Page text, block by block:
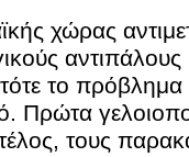
χώρας
αντιπάλους
το πρόβλημα
Πρώτα
τους